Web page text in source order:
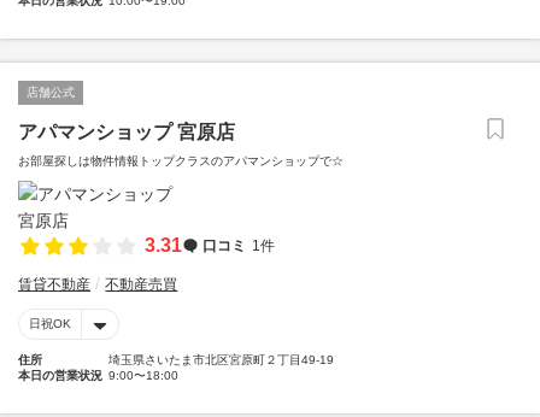
店舗公式
アパマンショップ 宮原店
お部屋探しは物件情報トップクラスのアパマンショップで☆
3.31 口コミ 1件
賃貸不動産 不動産売買
日祝OK
住所
埼玉県さいたま市北区宮原町２丁目49-19
本日の営業状況 9:00〜18:00